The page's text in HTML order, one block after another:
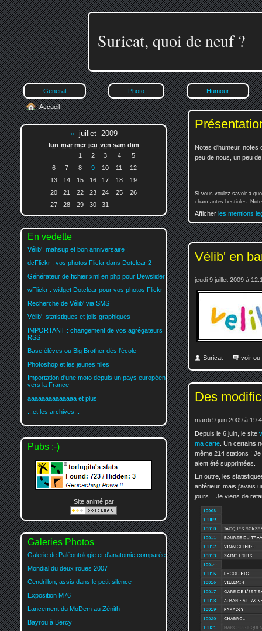
Suricat, quoi de neuf ?
General Photo Humour
Notes d'humeur, notes
peu de nous, un peu
Si vous voulez savoir à
charmantes bestioles.
Afficher les mentions
Vélib' en
jeudi 9 juillet 2009 à
Suricat voir ou
Des
mardi 9 juin 2009 à
Depuis le 6 juin, le site
ma carte . Un certains
même 214 stations !
aient été supprimées.
En outre, les
antérieur, mais j'avais
jours... Je viens de
Accueil
«juillet 2009
lun mar mer jeu ven sam dim
1
2 3 4
5
6
7 8 9 10 11
12
13
14 15 16 17 18
19
20
21 22 23 24 25
26
27
28 29 30 31
En vedette
Vélib', mahsup et bon anniversaire !
dcFlickr : vos photos Flickr dans Dotclear 2
Générateur de fichier xml en php pour Dewslider
wFlickr : widget Dotclear pour vos photos Flickr
Recherche de Vélib' via SMS
Vélib', statistiques et jolis graphiques
IMPORTANT : changement de vos agrégateurs
RSS !
Base élèves ou Big Brother dès l'école
Photoshop et les jeunes filles
Importation d'une moto depuis un pays européen
vers la France
aaaaaaaaaaaaaa et plus
...et les archives...
Pubs :-)
Site animé par
Galeries Photos
Galerie de Paléontologie et d'anatomie comparée
Mondial du deux roues 2007
Cendrillon, assis dans le petit silence
Exposition M76
Lancement du MoDem au Zénith
Bayrou à Bercy